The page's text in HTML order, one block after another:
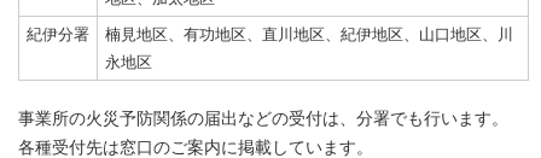
紀伊分署
楠見地区、有功地区、直川地区、紀伊地区、山口地区、川
永地区
事業所の火災予防関係の届出などの受付は、分署でも行います。
各種受付先は窓口のご案内に掲載しています。